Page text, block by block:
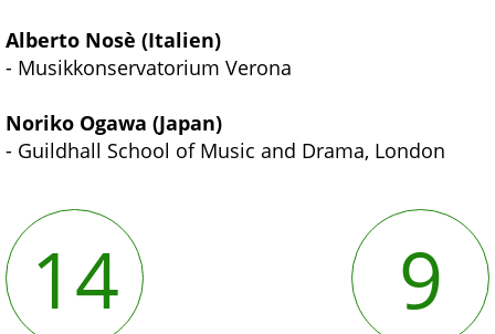
Alberto Nosè (Italien)
- Musikkonservatorium Verona
Noriko Ogawa (Japan)
- Guildhall School of Music and Drama, London
14 9